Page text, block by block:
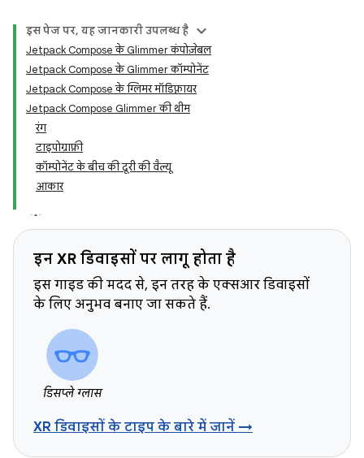
इस पेज पर, यह जानकारी उपलब्ध है
Jetpack Compose के Glimmer कंपोज़ेबल
Jetpack Compose के Glimmer कॉम्पोनेंट
Jetpack Compose के ग्लिमर मॉडिफ़़ायर
Jetpack Compose Glimmer की थीम
रंग
टाइपोग्राफ़ी
कॉम्पोनेंट के बीच की दूरी की वैल्यू
आकार
इन XR डिवाइसों पर लागू होता है
इस गाइड की मदद से, इन तरह के एक्सआर डिवाइसों
के लिए अनुभव बनाए जा सकते हैं.
डिसप्ले ग्लास
XR डिवाइसों के टाइप के बारे में जानें →